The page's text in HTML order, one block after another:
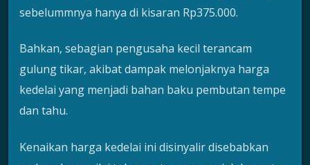
sebelummnya hanya di kisaran Rp375.000.
Bahkan, sebagian pengusaha kecil terancam
gulung tikar, akibat dampak melonjaknya harga
kedelai yang menjadi bahan baku pembutan tempe
dan tahu.
Kenaikan harga kedelai ini disinyalir disebabkan